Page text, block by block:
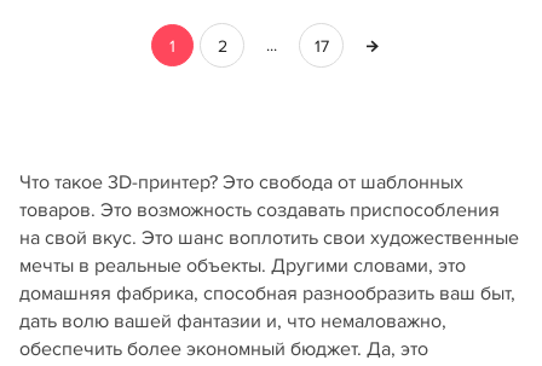
1 2 ... 17
Что такое 3D-принтер? Это свобода от шаблонных
товаров. Это возможность создавать приспособления
на свой вкус. Это шанс воплотить свои художественные
мечты в реальные объекты. Другими словами, это
домашняя фабрика, способная разнообразить ваш быт,
дать волю вашей фантазии и, что немаловажно,
обеспечить более экономный бюджет. Да, это